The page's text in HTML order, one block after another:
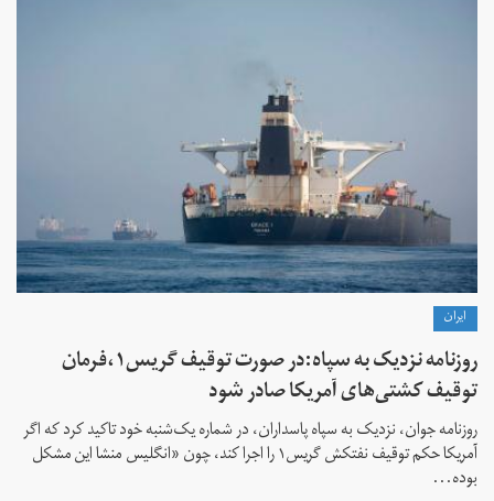
ايران
روزنامه نزدیک به سپاه:در صورت توقیف گریس۱،فرمان
توقیف کشتی‌های آمریکا صادر شود
روزنامه جوان، نزدیک به سپاه پاسداران، در شماره یک‌شنبه خود تاکید کرد که اگر
آمریکا حکم توقیف نفتکش گریس۱ را اجرا کند، چون «انگلیس منشا این مشکل
بوده...